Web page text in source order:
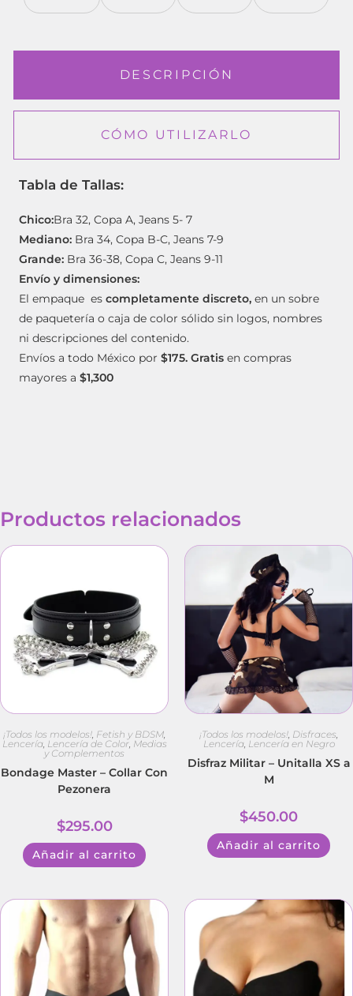
DESCRIPCIÓN
CÓMO UTILIZARLO
Tabla de Tallas:
Chico:Bra 32, Copa A, Jeans 5- 7
Mediano: Bra 34, Copa B-C, Jeans 7-9
Grande: Bra 36-38, Copa C, Jeans 9-11
Envío y dimensiones:
El empaque es completamente discreto, en un sobre
de paquetería o caja de color sólido sin logos, nombres
ni descripciones del contenido.
Envíos a todo México por $175. Gratis en compras
mayores a $1,300
Productos relacionados
¡Todos los modelos! Fetish y BDSM
Lencería, Lencería de Color, Medias
y Complementos
Bondage Master – Collar Con
Pezonera
$295.00
Añadir al carrito
¡Todos los modelos! Disfraces
Lencería, Lencería en Negro
Disfraz Militar – Unitalla XS a
M
$450.00
Añadir al carrito